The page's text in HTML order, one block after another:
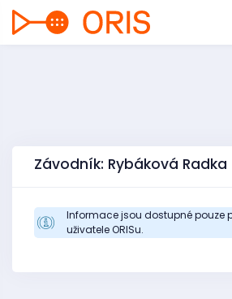
Závodník: Rybáková Radka
Informace jsou dostupné pouze
uživatele ORISu.